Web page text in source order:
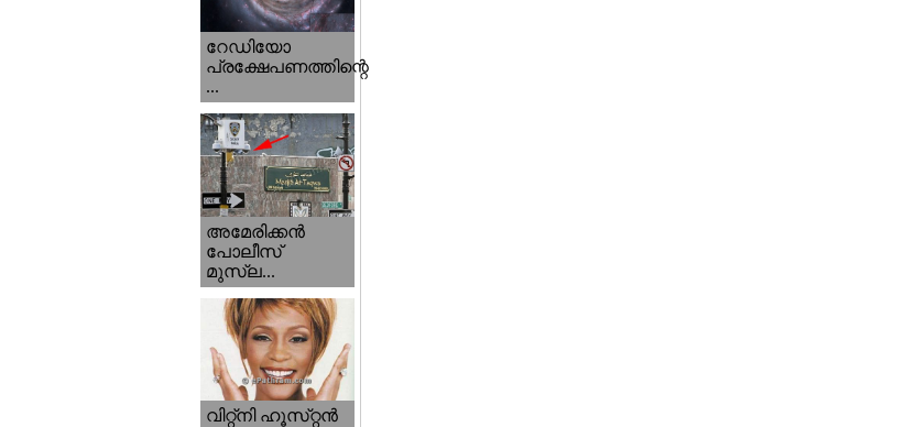
റേഡിയോ
പ്രക്ഷേപണത്തിന്റെ
...
അമേരിക്കന്‍
പോലീസ്‌
മുസ്ല...
വിറ്റ്‌നി ഹൂസ്‌റ്റന്‍